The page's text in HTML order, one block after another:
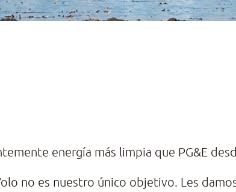
energía más limpia que PG&E
no es nuestro único objetivo. Les